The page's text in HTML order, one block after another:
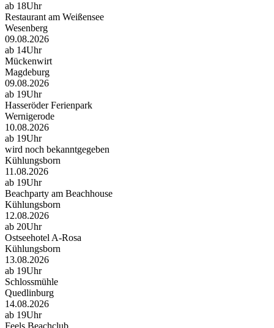
ab 18Uhr
Restaurant am Weißensee
Wesenberg
09.08.2026
ab 14Uhr
Mückenwirt
Magdeburg
09.08.2026
ab 19Uhr
Hasseröder Ferienpark
Wernigerode
10.08.2026
ab 19Uhr
wird noch bekanntgegeben
Kühlungsborn
11.08.2026
ab 19Uhr
Beachparty am Beachhouse
Kühlungsborn
12.08.2026
ab 20Uhr
Ostseehotel A-Rosa
Kühlungsborn
13.08.2026
ab 19Uhr
Schlossmühle
Quedlinburg
14.08.2026
ab 19Uhr
Feels Beachclub